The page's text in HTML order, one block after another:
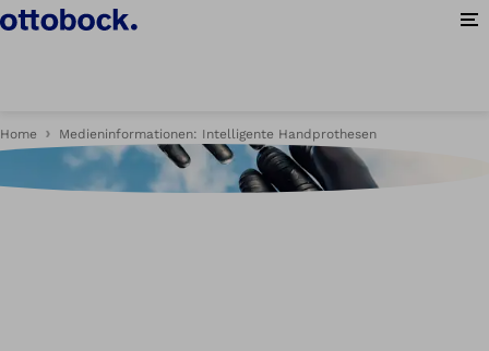
Home Medieninformationen: Intelligente Handprothesen